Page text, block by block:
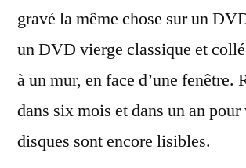
gravé la même chose sur un
un DVD vierge classique et
à un mur, en face d’une fenêtre.
dans six mois et dans un an
disques sont encore lisibles.